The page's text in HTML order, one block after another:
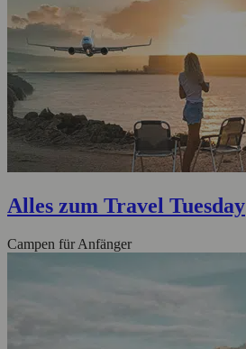
Alles zum Travel Tuesday
Campen für Anfänger